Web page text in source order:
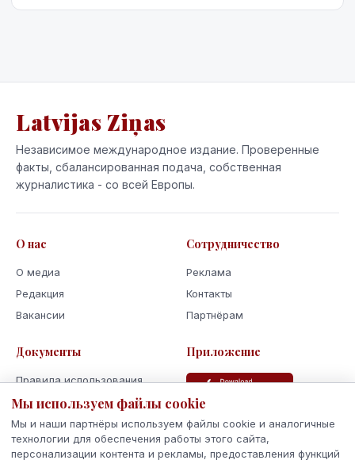
Latvijas Ziņas
Независимое международное издание. Проверенные
факты, сбалансированная подача, собственная
журналистика - со всей Европы.
О нас
О медиа
Редакция
Вакансии
Сотрудничество
Реклама
Контакты
Партнёрам
Документы
Правила использования
Политика
Использование cookie
Приложение
Мы используем файлы cookie
Мы и наши партнёры используем файлы cookie и аналогичные
технологии для обеспечения работы этого сайта,
персонализации контента и рекламы, предоставления функций